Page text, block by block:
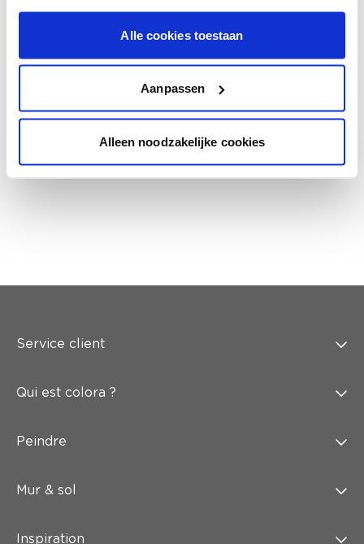
Alle cookies toestaan
Aanpassen
Alleen noodzakelijke cookies
Conseil couleur à domicile
en couleur.
l'éclairage et de votre mobilier.
Obtenez un contrôle technologique de vos
Service client
Qui est colora ?
Peindre
Mur & sol
Inspiration